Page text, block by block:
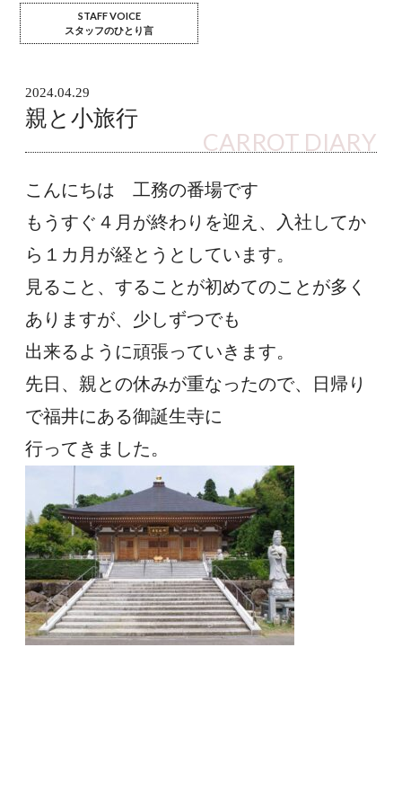
STAFF VOICE
スタッフのひとり言
2024.04.29
親と小旅行
CARROT DIARY
こんにちは　工務の番場です
もうすぐ４月が終わりを迎え、入社してか
ら１カ月が経とうとしています。
見ること、することが初めてのことが多く
ありますが、少しずつでも
出来るように頑張っていきます。
先日、親との休みが重なったので、日帰り
で福井にある御誕生寺に
行ってきました。